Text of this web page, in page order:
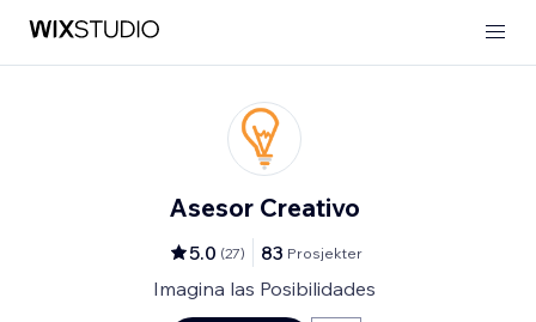
Asesor Creativo
5.0 (27) 83 Prosjekter
Imagina las Posibilidades